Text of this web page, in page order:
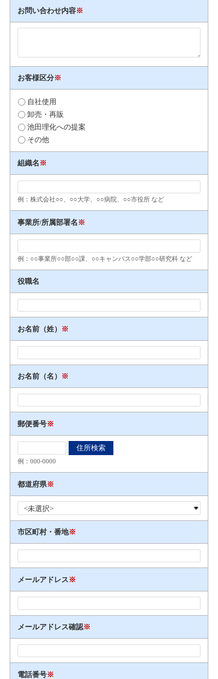
お問い合わせ内容※
お客様区分※
自社使用
卸売・再販
池田理化への提案
その他
組織名※
例：株式会社○○、○○大学、○○病院、○○市役所 など
事業所/所属部署名※
例：○○事業所○○部○○課、○○キャンパス○○学部○○研究科 など
役職名
お名前（姓） ※
お名前（名） ※
郵便番号※
例：000​-​0000
都道府県※
市区町村・番地※
メールアドレス※
メールアドレス確認※
電話番号※